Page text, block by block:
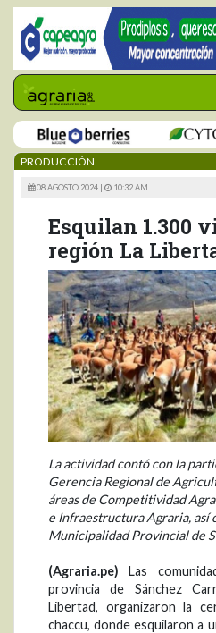
PRODUCCIÓN
08 AGOSTO 2024 | 10:32 AM
Esquilan 1.300
región La
La actividad contó con la
Gerencia Regional de
áreas de Competitividad
e Infraestructura Agraria, así
Municipalidad Provincial de
(Agraria.pe) Las
provincia de Sánchez
Libertad, organizaron la
chaccu, donde esquilaron a